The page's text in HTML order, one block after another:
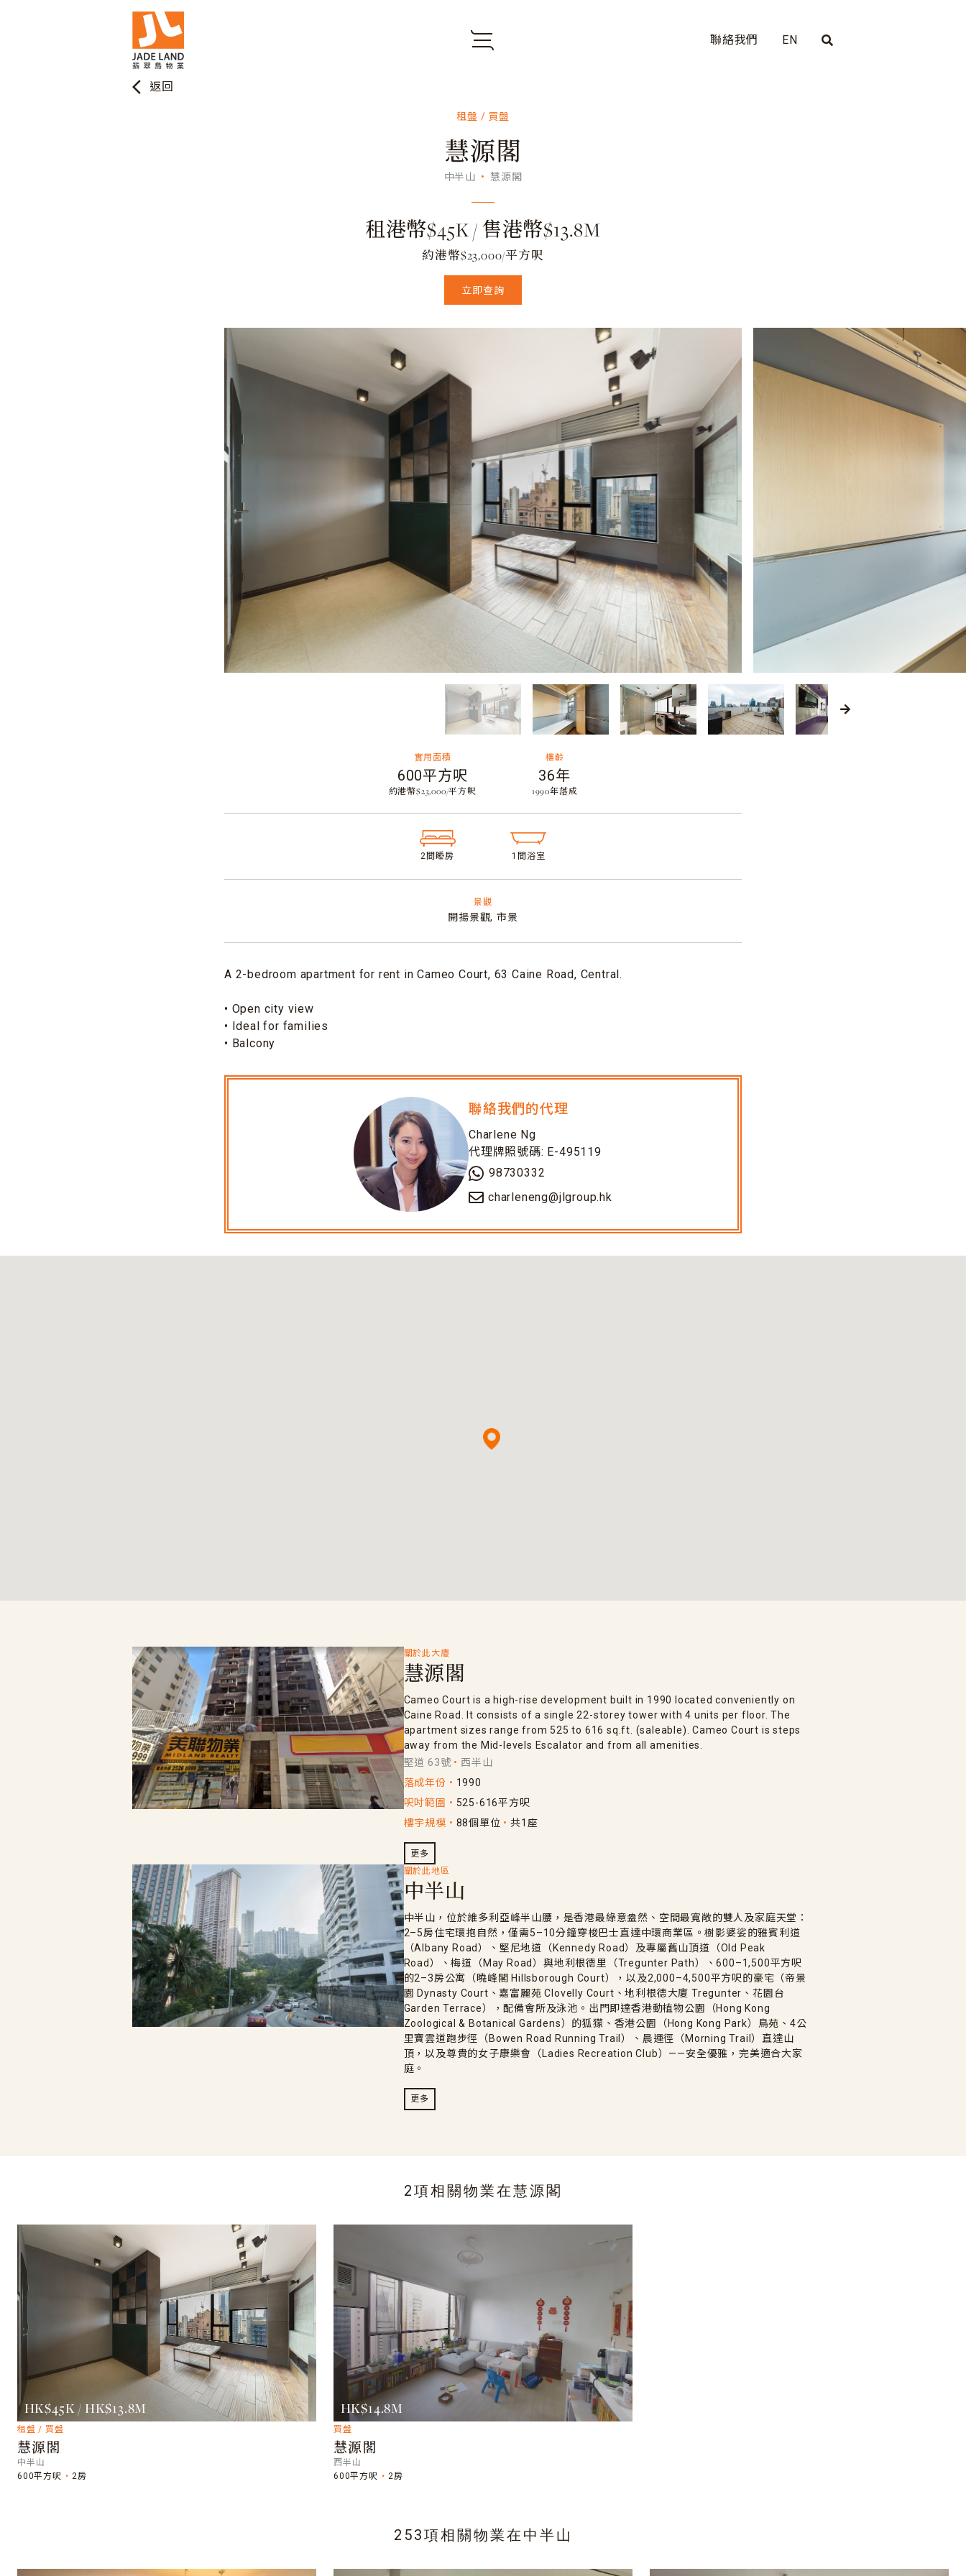
聯絡我們 EN
arrow_back_ios 返回
租盤 / 買盤
慧源閣
中半山 慧源閣
租港幣$45K / 售港幣$13.8M
約港幣$23,000/平方呎
立即查詢
實用面積
600平方呎
約港幣$23,000/平方呎
樓齡
36年
​1990年落成
2間睡房​ 1間浴室
景觀
開揚景觀, 市景
A 2-bedroom apartment for rent in Cameo Court, 63 Caine Road, Central.
• Open city view
• Ideal for families
• Balcony
聯絡我們的代理
Charlene Ng
代理牌照號碼: E-495119
98730332
charleneng@jlgroup.hk
關於此大廈
慧源閣
Cameo Court is a high-rise development built in 1990 located conveniently on
Caine Road. It consists of a single 22-storey tower with 4 units per floor. The
apartment sizes range from 525 to 616 sq.ft. (saleable). Cameo Court is steps
away from the Mid-levels Escalator and from all amenities.
堅道 63號
西半山
落成年份
1990
呎吋範圍
525-616平方呎
樓宇規模
88個單位 共1座
更多
關於此地區
中半山
中半山，位於維多利亞峰半山腰，是香港最綠意盎然、空間最寬敞的雙人及家庭天堂：
2–5房住宅環抱自然，僅需5–10分鐘穿梭巴士直達中環商業區。樹影婆娑的雅賓利道
（Albany Road）、堅尼地道（Kennedy Road）及專屬舊山頂道（Old Peak
Road）、梅道（May Road）與地利根德里（Tregunter Path）、600–1,500平方呎
的2–3房公寓（曉峰閣 Hillsborough Court），以及2,000–4,500平方呎的豪宅（帝景
園 Dynasty Court、嘉富麗苑 Clovelly Court、地利根德大廈 Tregunter、花園台
Garden Terrace），配備會所及泳池。出門即達香港動植物公園（Hong Kong
Zoological & Botanical Gardens）的狐獴、香港公園（Hong Kong Park）鳥苑、4公
里寶雲道跑步徑（Bowen Road Running Trail）、晨運徑（Morning Trail）直達山
頂，以及尊貴的女子康樂會（Ladies Recreation Club）——安全優雅，完美適合大家
庭。
更多
2項相關物業在慧源閣
HK$45K / HK$13.8M
租盤 / 買盤
慧源閣
中半山
600平方呎
2房
HK$14.8M
買盤
慧源閣
西半山
600平方呎
2房
253項相關物業在 中半山